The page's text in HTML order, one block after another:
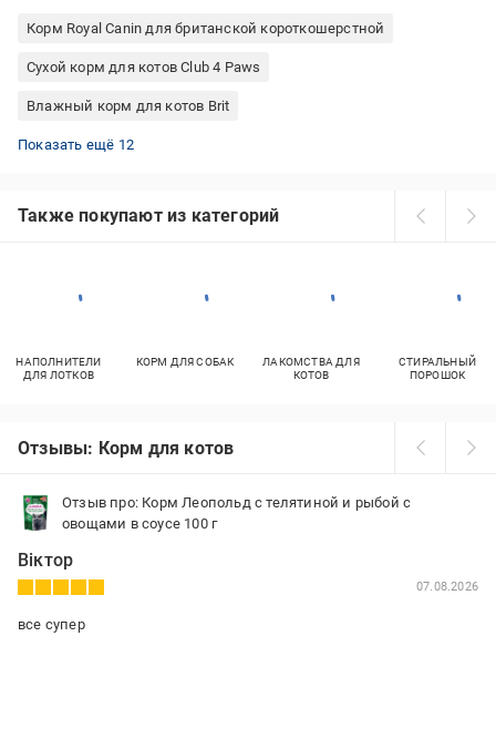
Корм Royal Canin для британской короткошерстной
Сухой корм для котов Club 4 Paws
Влажный корм для котов Brit
Whiskas 300 г
Корм для кошек Happy Cat 10 кг
Консервы для котят
Корм для котят Happy Cat
Консервы для котов Мяу
Сухой корм для котов холистик
Корм Ройчер для котов 10 кг
Корм для котов премиум стерилизованным
Корм Royal Canin для мейн-кунов
Cat Chow влажный корм для кошек
Влажный корм Вискас
Корм для котят Josera
Показать ещё 12
Также покупают из категорий
НАПОЛНИТЕЛИ
ДЛЯ ЛОТКОВ
КОРМ ДЛЯ СОБАК
ЛАКОМСТВА ДЛЯ
КОТОВ
СТИРАЛЬНЫЙ
ПОРОШОК
Отзывы: Корм для котов
Отзыв про: Корм Леопольд с телятиной и рыбой с
овощами в соусе 100 г
Віктор
07.08.2026
все супер